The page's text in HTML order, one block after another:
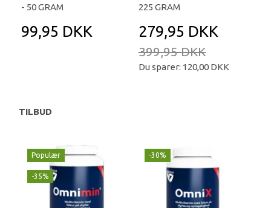
- 50 GRAM
99,95 DKK
225 GRAM
279,95 DKK
399,95 DKK
Du sparer: 120,00 DKK
TILBUD
Populær
-35%
-30%